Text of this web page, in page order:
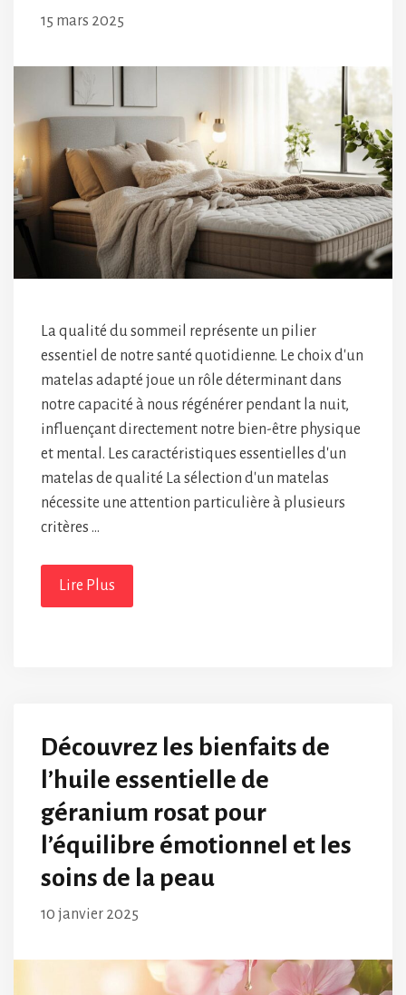
15 mars 2025
La qualité du sommeil représente un pilier
essentiel de notre santé quotidienne. Le choix d'un
matelas adapté joue un rôle déterminant dans
notre capacité à nous régénérer pendant la nuit,
influençant directement notre bien-être physique
et mental. Les caractéristiques essentielles d'un
matelas de qualité La sélection d'un matelas
nécessite une attention particulière à plusieurs
critères …
Lire Plus
Découvrez les bienfaits de
l’huile essentielle de
géranium rosat pour
l’équilibre émotionnel et les
soins de la peau
10 janvier 2025